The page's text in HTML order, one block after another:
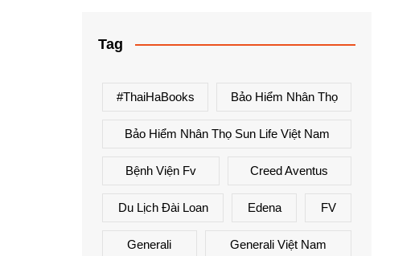
Tag
#ThaiHaBooks Bảo Hiểm Nhân Thọ
Bảo Hiểm Nhân Thọ Sun Life Việt Nam
Bệnh Viện Fv Creed Aventus
Du Lịch Đài Loan Edena FV
Generali Generali Việt Nam